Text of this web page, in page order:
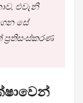
එවැනි
සේ